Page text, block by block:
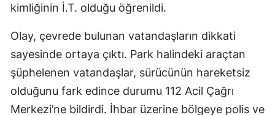
kimliğinin İ.T. olduğu öğrenildi.
Olay, çevrede bulunan vatandaşların dikkati
sayesinde ortaya çıktı. Park halindeki araçtan
şüphelenen vatandaşlar, sürücünün hareketsiz
olduğunu fark edince durumu 112 Acil Çağrı
Merkezi’ne bildirdi. İhbar üzerine bölgeye polis ve